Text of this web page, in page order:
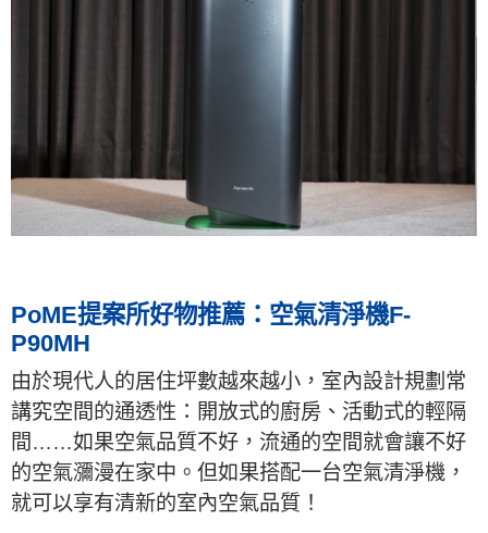
PoME提案所好物推薦：空氣清淨機F-
P90MH
由於現代人的居住坪數越來越小，室內設計規劃常
講究空間的通透性：開放式的廚房、活動式的輕隔
間……如果空氣品質不好，流通的空間就會讓不好
的空氣瀰漫在家中。但如果搭配一台空氣清淨機，
就可以享有清新的室內空氣品質！